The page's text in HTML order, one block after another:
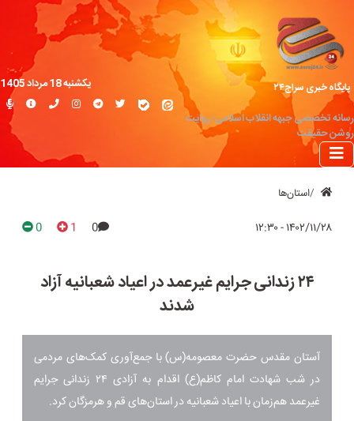
پایگاه خبری سراج۲۴
رسانه تخصصی جبهه انقلاب اسلامی؛ روایت
روشن حقیقت
یکشنبه 18 مرداد 1405
استان‌ها
۱۴۰۲/۱۱/۲۸ - ۱۲:۳۰ 0
1
0
۲۴ زندانی جرایم غیرعمد در اعیاد شعبانیه آزاد
شدند
آستان مقدس حضرت معصومه(س) با جمع‌آوری کمک‌های مردمی
در شب شهادت امام کاظم(ع) اقدام به آزادی ۲۴ زندانی جرایم
غیرعمد هم‌زمان با اعیاد شعبانیه در استان‌های قم و هرمزگان کرد.